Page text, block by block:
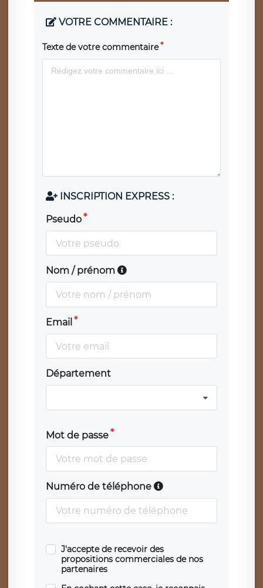
VOTRE COMMENTAIRE :
Texte de votre commentaire
INSCRIPTION EXPRESS :
Pseudo
Nom / prénom
Email
Département
Mot de passe
Numéro de téléphone
J'accepte de recevoir des
propositions commerciales de nos
partenaires